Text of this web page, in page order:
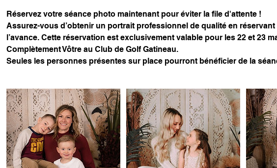
Réservez votre séance photo maintenant pour éviter la file d'attente !
Assurez-vous d’obtenir un portrait professionnel de qualité en réservant
l’avance. Cette réservation est exclusivement valable pour les 22 et 23
Complètement Vôtre au Club de Golf Gatineau.
Seules les personnes présentes sur place pourront bénéficier de la